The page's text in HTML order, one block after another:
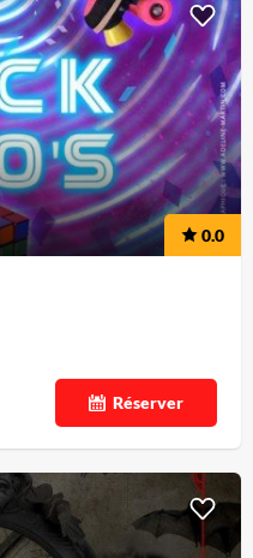
0.0
Réserver